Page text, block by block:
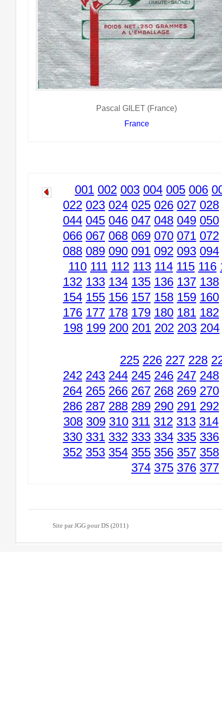
Pascal GILET (France)
France
001 002 003 004 005 006
022 023 024 025 026 027 028
044 045 046 047 048 049 050
066 067 068 069 070 071 072
088 089 090 091 092 093 094
110 111 112 113 114 115 116
132 133 134 135 136 137 138
154 155 156 157 158 159 160
176 177 178 179 180 181 182
198 199 200 201 202 203 204
225 226 227 228
242 243 244 245 246 247 248
264 265 266 267 268 269 270
286 287 288 289 290 291 292
308 309 310 311 312 313 314
330 331 332 333 334 335 336
352 353 354 355 356 357 358
374 375 376 377
Site par JGG pour DS (2011)